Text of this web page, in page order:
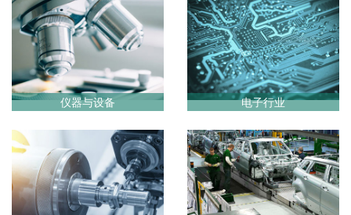
仪器与设备 电子行业